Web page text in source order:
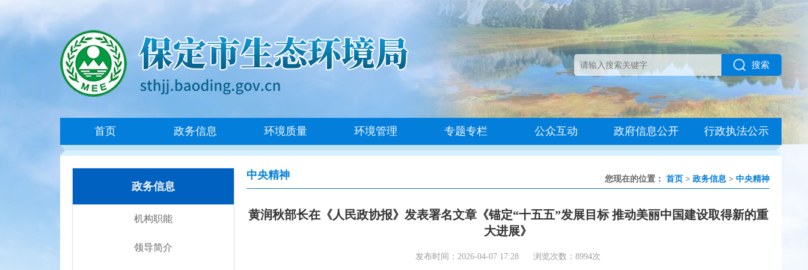
搜索
首页 政务信息 环境质量 环境管理 专题专栏 公众互动 政府信息公开 行政执法公示
政务信息
机构职能
领导简介
中央精神 您现在的位置： 首页 > 政务信息 > 中央精神
黄润秋部长在《人民政协报》发表署名文章《锚定“十五五”发展目标 推动美丽中国建设取得新的重
大进展》
发布时间：2026-04-07 17:28 浏览次数：8994次